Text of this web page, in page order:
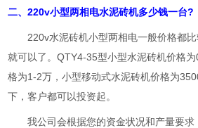
二、220v小型两相电水泥砖机多少钱一台?
220v水泥砖机小型两相电一般价格都比
就可以了。QTY4-35型小型水泥砖机价格
格为1-2万，小型移动式水泥砖机价格为
下，客户都可以投资起。
我公司会根据您的资金状况和产量要求